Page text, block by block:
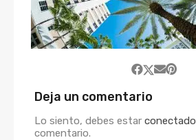
Deja un comentario
Lo siento, debes estar conectado
comentario.